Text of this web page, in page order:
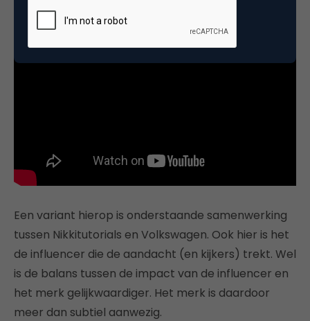
Een variant hierop is onderstaande samenwerking
tussen Nikkitutorials en Volkswagen. Ook hier is het
de influencer die de aandacht (en kijkers) trekt. Wel
is de balans tussen de impact van de influencer en
het merk gelijkwaardiger. Het merk is daardoor
meer dan subtiel aanwezig.